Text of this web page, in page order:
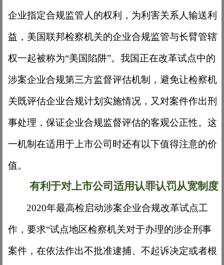
企业指定合规监管人的权利，为利害关系人输送利
益，美国联邦检察机关的企业合规监管与长臂管辖
权一起被称为“美国陷阱”。我国正在改革试点中的
涉案企业合规第三方监督评估机制，避免让检察机
关既评估企业合规计划实施情况，又对案件作出刑
事处理，保证企业合规监督评估的客观公正性。这
一机制在适用于上市公司时还有以下值得注意的价
值。
有利于对上市公司适用认罪认罚从宽制度
2020年最高检启动涉案企业合规改革试点工
作，要求“试点地区检察机关对于办理的涉企刑事
案件，在依法作出不批准逮捕、不起诉决定或者根